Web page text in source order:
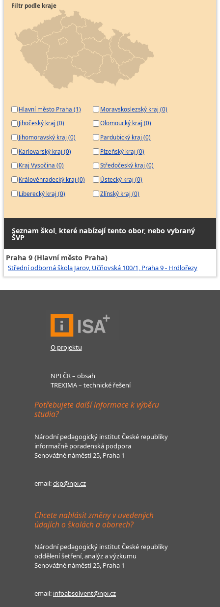
Filtr podle kraje
Hlavní město Praha (1)
Jihočeský kraj (0)
Jihomoravský kraj (0)
Karlovarský kraj (0)
Kraj Vysočina (0)
Královéhradecký kraj (0)
Liberecký kraj (0)
Moravskoslezský kraj (0)
Olomoucký kraj (0)
Pardubický kraj (0)
Plzeňský kraj (0)
Středočeský kraj (0)
Ústecký kraj (0)
Zlínský kraj (0)
Seznam škol, které nabízejí tento obor, nebo vybraný
ŠVP
Praha 9 (Hlavní město Praha)
Střední odborná škola Jarov, Učňovská 100/1, Praha 9 - Hrdlořezy
O projektu
NPI ČR – obsah
TREXIMA – technické řešení
Potřebujete další informace k výběru
studia?
Národní pedagogický institut České republiky
informačně poradenská podpora
Senovážné náměstí 25, Praha 1
email:ckp@npi.cz
Chcete nahlásit změny v uvedených
údajích o školách a oborech?
Národní pedagogický institut České republiky
oddělení šetření, analýz a výzkumu
Senovážné náměstí 25, Praha 1
email: infoabsolvent@npi.cz